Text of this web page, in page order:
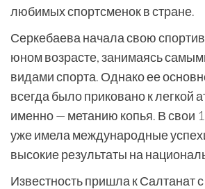
любимых спортсменок в стране.
Серкебаева начала свою
юном возрасте, занимаясь
видами спорта. Однако ее
всегда было приковано к легкой
именно — метанию копья. В свои
уже имела международные
высокие результаты на
Известность пришла к Салтанат